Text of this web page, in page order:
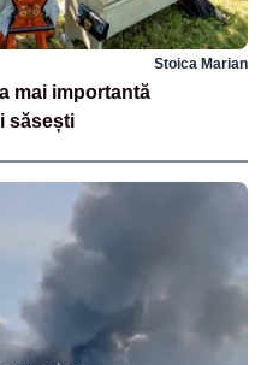
Stoica Marian
mai importantă
săsești